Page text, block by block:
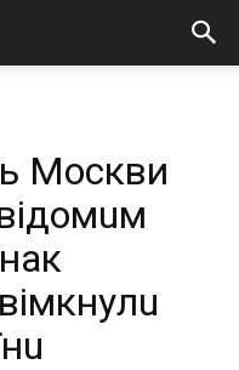
Москви